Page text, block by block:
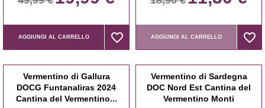
AGGIUNGI AL CARRELLO favorite_border
favorite_border AGGIUNGI AL CARRELLO favorite_border
favorite_border
Vermentino di Gallura
DOCG Funtanaliras 2024
Cantina del Vermentino...
Vermentino di Sardegna
DOC Nord Est Cantina del
Vermentino Monti